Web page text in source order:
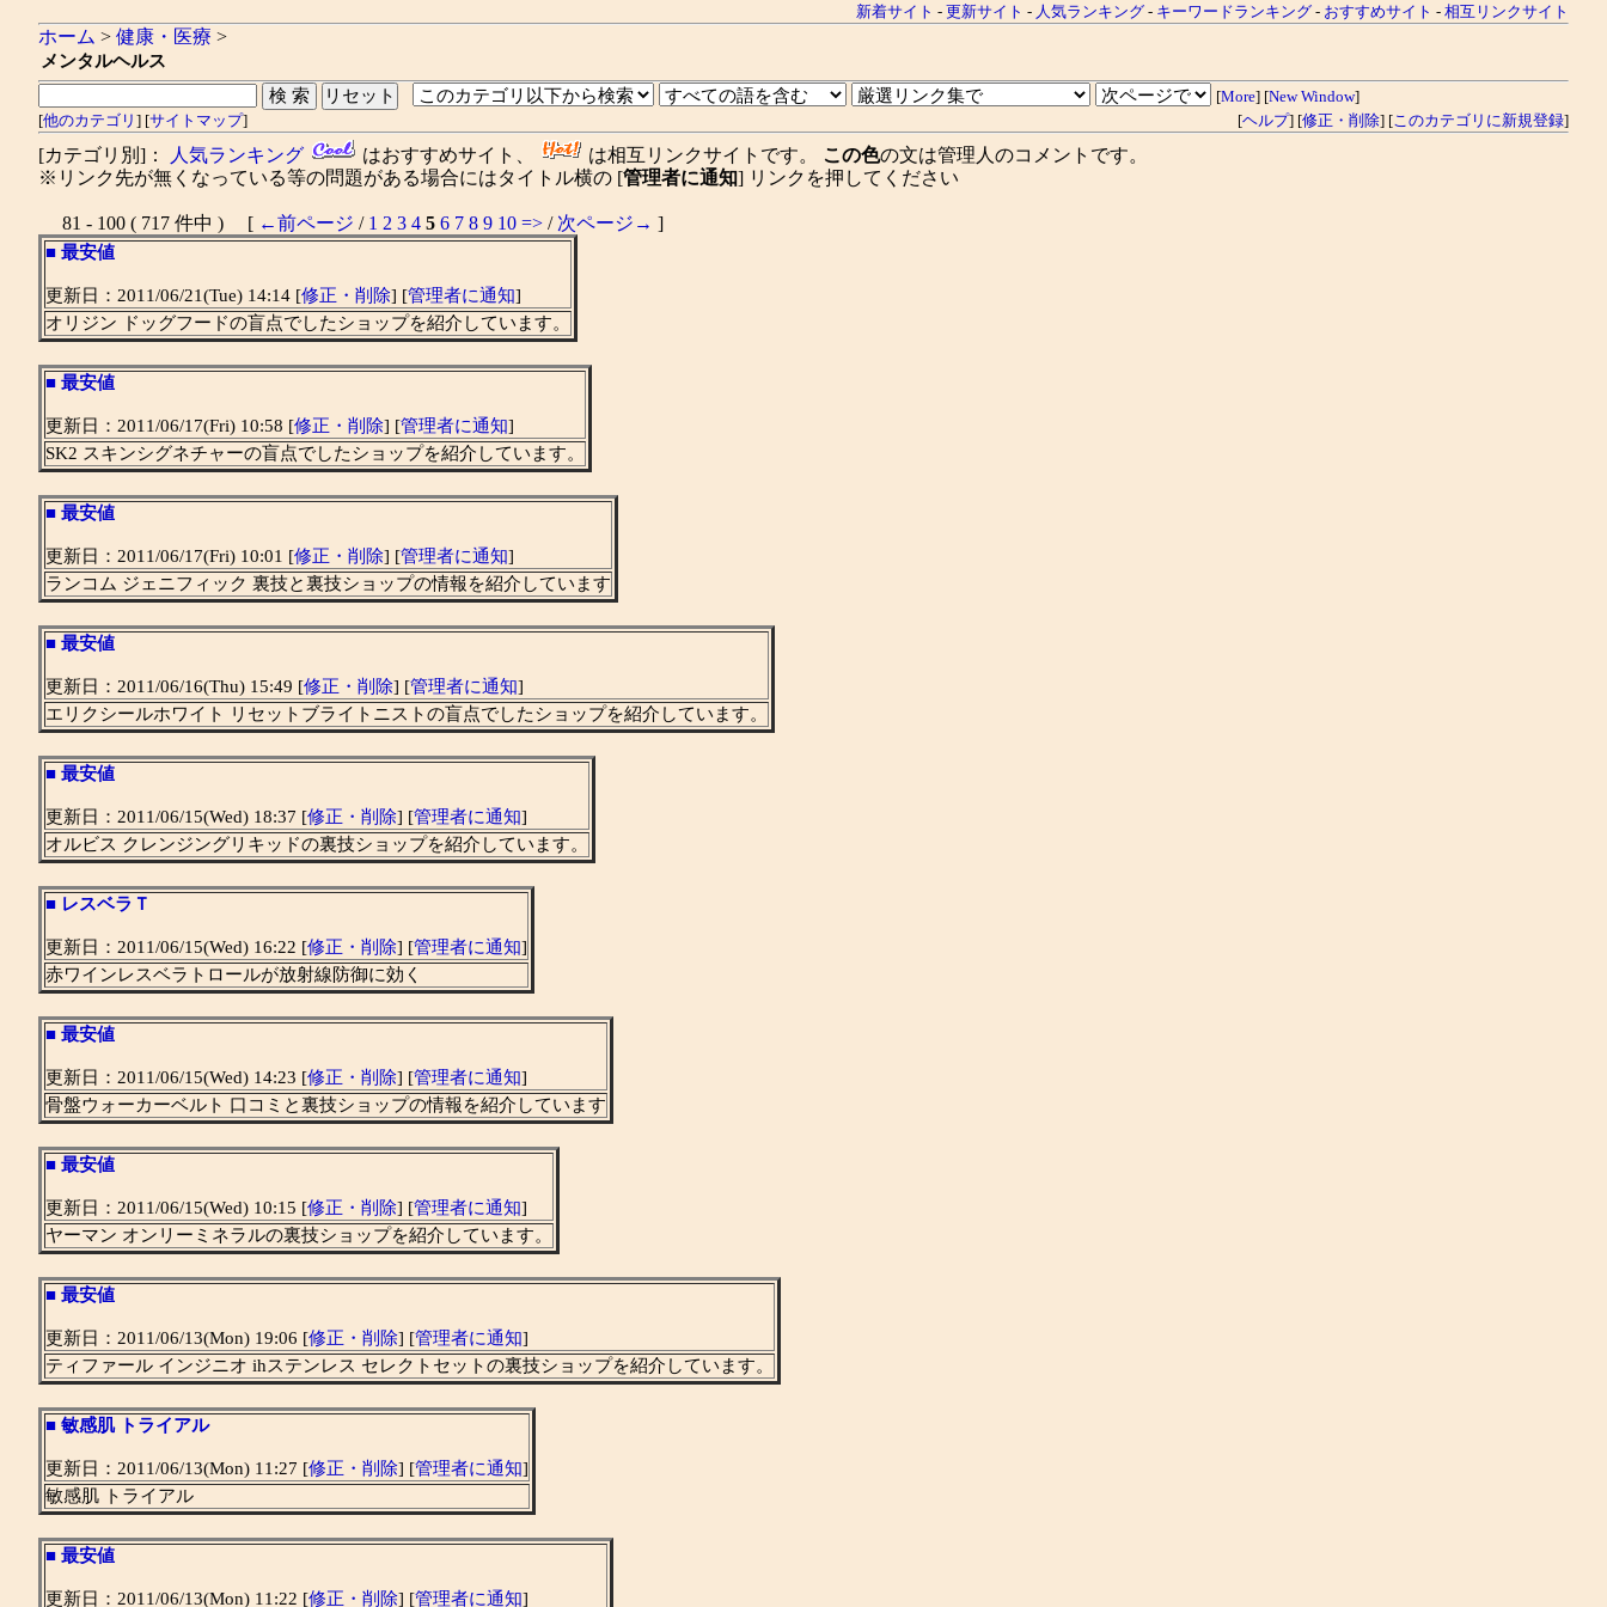
新着サイト - 更新サイト - 人気ランキング - キーワードランキング - おすすめサイト - 相互リンクサイト
ホーム > 健康・医療 >
メンタルヘルス
[More] [New Window]
[他のカテゴリ ] [サイトマップ] [ヘルプ] [修正・削除] [このカテゴリに新規登録]
[カテゴリ別]： 人気ランキング はおすすめサイト、 は相互リンクサイトです。 この色の文は管理人のコメントです。
※リンク先が無くなっている等の問題がある場合にはタイトル横の [管理者に通知] リンクを押してください
81 - 100 ( 717 件中 ) [ ←前ページ / 1 2 3 4 5 6 7 8 9 10 => / 次ページ→ ]
■ 最安値
更新日：2011/06/21(Tue) 14:14 [修正・削除] [管理者に通知]
オリジン ドッグフードの盲点でしたショップを紹介しています。
■ 最安値
更新日：2011/06/17(Fri) 10:58 [修正・削除] [管理者に通知]
SK2 スキンシグネチャーの盲点でしたショップを紹介しています。
■ 最安値
更新日：2011/06/17(Fri) 10:01 [修正・削除] [管理者に通知]
ランコム ジェニフィック 裏技と裏技ショップの情報を紹介しています
■ 最安値
更新日：2011/06/16(Thu) 15:49 [修正・削除] [管理者に通知]
エリクシールホワイト リセットブライトニストの盲点でしたショップを紹介しています。
■ 最安値
更新日：2011/06/15(Wed) 18:37 [修正・削除] [管理者に通知]
オルビス クレンジングリキッドの裏技ショップを紹介しています。
■ レスベラＴ
更新日：2011/06/15(Wed) 16:22 [修正・削除] [管理者に通知]
赤ワインレスベラトロールが放射線防御に効く
■ 最安値
更新日：2011/06/15(Wed) 14:23 [修正・削除] [管理者に通知]
骨盤ウォーカーベルト 口コミと裏技ショップの情報を紹介しています
■ 最安値
更新日：2011/06/15(Wed) 10:15 [修正・削除] [管理者に通知]
ヤーマン オンリーミネラルの裏技ショップを紹介しています。
■ 最安値
更新日：2011/06/13(Mon) 19:06 [修正・削除] [管理者に通知]
ティファール インジニオ ihステンレス セレクトセットの裏技ショップを紹介しています。
■ 敏感肌 トライアル
更新日：2011/06/13(Mon) 11:27 [修正・削除] [管理者に通知]
敏感肌 トライアル
■ 最安値
更新日：2011/06/13(Mon) 11:22 [修正・削除] [管理者に通知]